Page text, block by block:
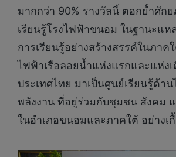
มากกว่า 90% รางวัลนี้ ตอกย้ำศัก
เรียนรู้โรงไฟฟ้าขนอม ในฐานะแห
การเรียนรู้อย่างสร้างสรรค์ในภาค
ไฟฟ้าเรือลอยน้ำแห่งแรกและแห่ง
ประเทศไทย มาเป็นศูนย์เรียนรู้ด้า
พลังงาน ที่อยู่ร่วมกับชุมชน สังคม
ในอำเภอขนอมและภาคใต้ อย่างเ